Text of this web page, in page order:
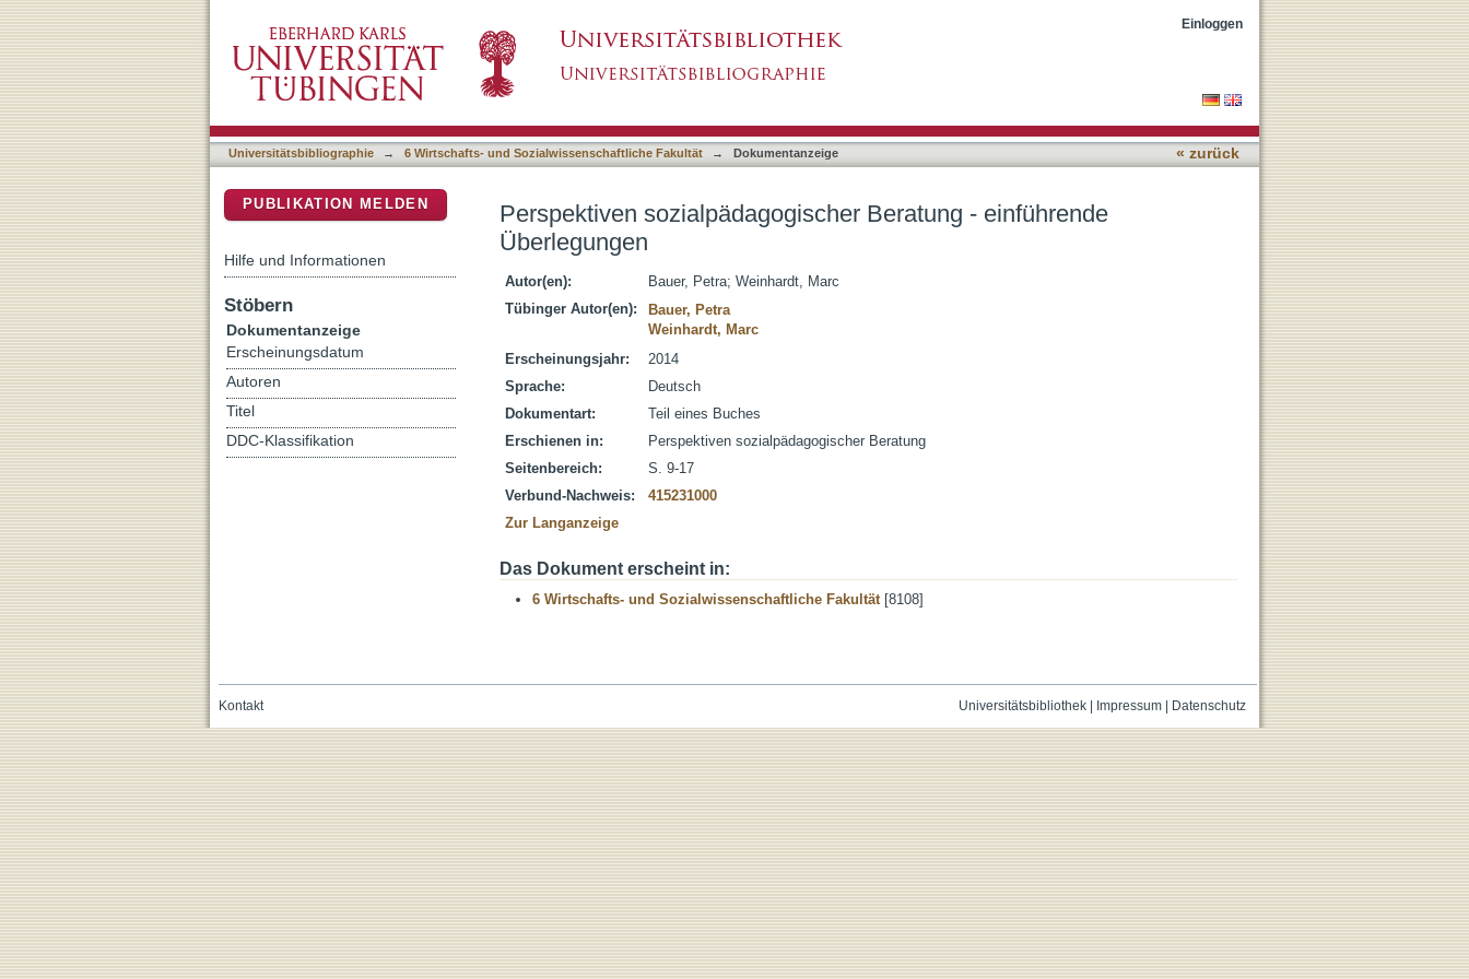
Einloggen
Universitätsbibliographie → 6 Wirtschafts- und Sozialwissenschaftliche Fakultät → Dokumentanzeige « zurück
Perspektiven sozialpädagogischer Beratung - einführende
Überlegungen
Autor(en): Bauer, Petra; Weinhardt, Marc
Tübinger Autor(en):
Bauer, Petra
Weinhardt, Marc
Erscheinungsjahr:
2014
Sprache:
Deutsch
Dokumentart:
Teil eines Buches
Erschienen in:
Perspektiven sozialpädagogischer Beratung
Seitenbereich:
S. 9-17
Verbund-Nachweis:
415231000
Zur Langanzeige
Das Dokument erscheint in:
6 Wirtschafts- und Sozialwissenschaftliche Fakultät[8108]
PUBLIKATION MELDEN
Hilfe und Informationen
Stöbern
Dokumentanzeige
Erscheinungsdatum
Autoren
Titel
DDC-Klassifikation
Universitätsbibliothek| Impressum| Datenschutz
Kontakt